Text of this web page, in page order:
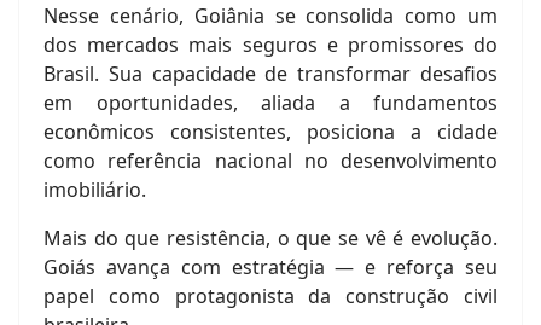
Nesse cenário, Goiânia se consolida como um
dos mercados mais seguros e promissores do
Brasil. Sua capacidade de transformar desafios
em oportunidades, aliada a fundamentos
econômicos consistentes, posiciona a cidade
como referência nacional no desenvolvimento
imobiliário.
Mais do que resistência, o que se vê é evolução.
Goiás avança com estratégia — e reforça seu
papel como protagonista da construção civil